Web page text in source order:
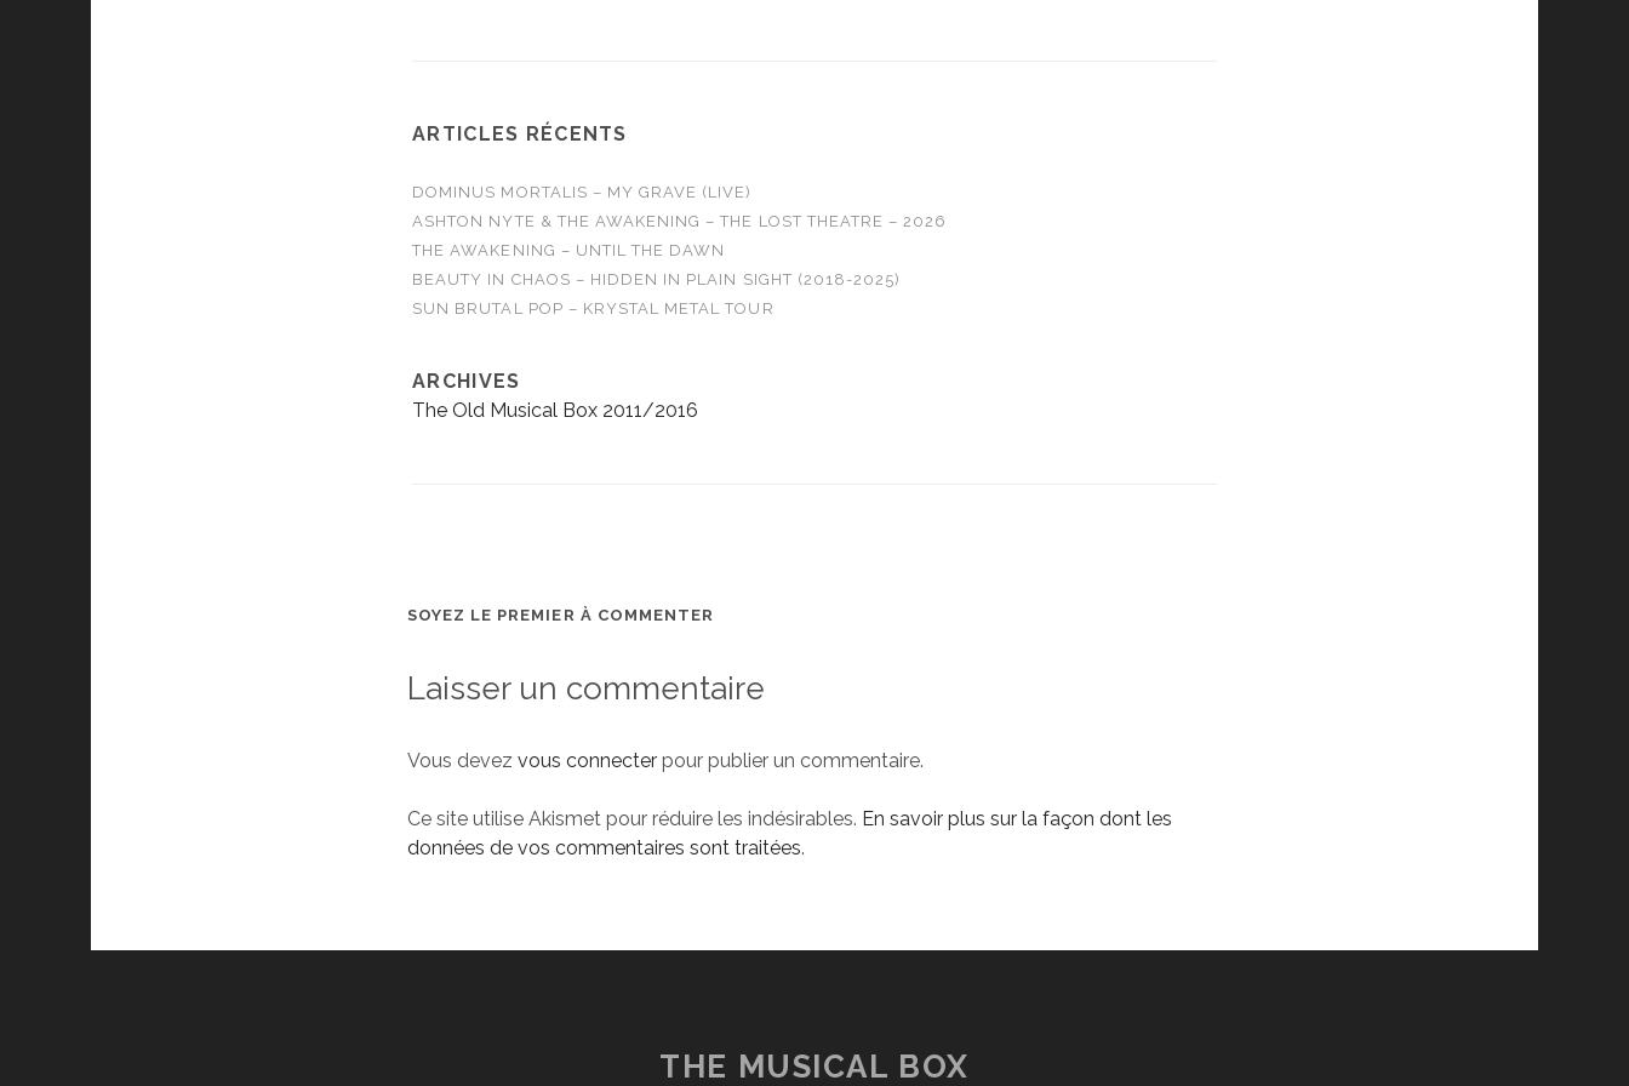
ARTICLES RÉCENTS
DOMINUS MORTALIS – MY GRAVE (LIVE)
ASHTON NYTE & THE AWAKENING – THE LOST THEATRE – 2026
THE AWAKENING – UNTIL THE DAWN
BEAUTY IN CHAOS – HIDDEN IN PLAIN SIGHT (2018-2025)
SUN BRUTAL POP – KRYSTAL METAL TOUR
ARCHIVES
The Old Musical Box 2011/2016
SOYEZ LE PREMIER À COMMENTER
Laisser un commentaire
Vous devez vous connecterpour publier un commentaire.
Ce site utilise Akismet pour réduire les indésirables. En savoir plus sur la façon dont les
données de vos commentaires sont traitées.
THE MUSICAL BOX